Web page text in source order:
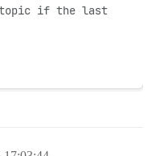
topic if the last